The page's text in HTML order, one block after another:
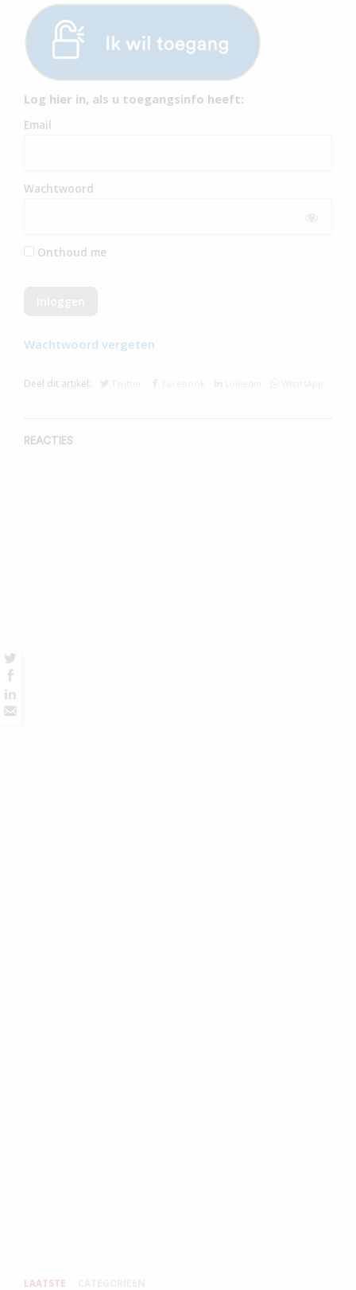
Log hier in, als u toegangsinfo heeft:
Email
Wachtwoord
Onthoud me
Wachtwoord vergeten
Deel dit artikel:
REACTIES
LAATSTE